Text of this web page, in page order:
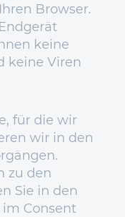
Browser.
keine
keine Viren
für die wir
wir in den
zu den
Sie in den
Consent